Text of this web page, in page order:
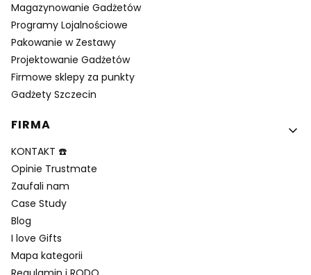
Magazynowanie Gadżetów
Programy Lojalnościowe
Pakowanie w Zestawy
Projektowanie Gadżetów
Firmowe sklepy za punkty
Gadżety Szczecin
FIRMA
KONTAKT ☎️
Opinie Trustmate
Zaufali nam
Case Study
Blog
I love Gifts
Mapa kategorii